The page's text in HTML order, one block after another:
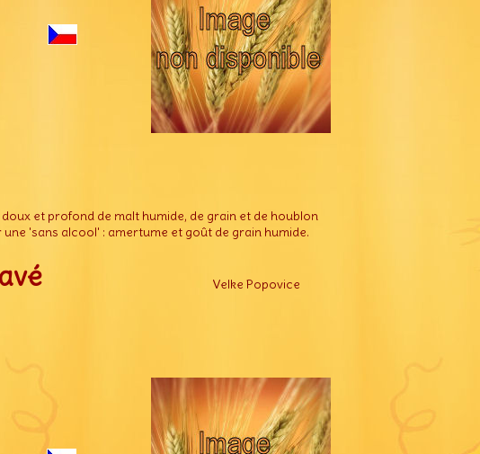
et profond de malt humide, de grain et de houblon
'sans alcool' : amertume et goût de grain humide.
Velke Popovice